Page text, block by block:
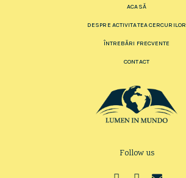
ACASĂ
DESPRE ACTIVITATEA CERCURILOR
ÎNTREBĂRI FRECVENTE
CONTACT
Follow us